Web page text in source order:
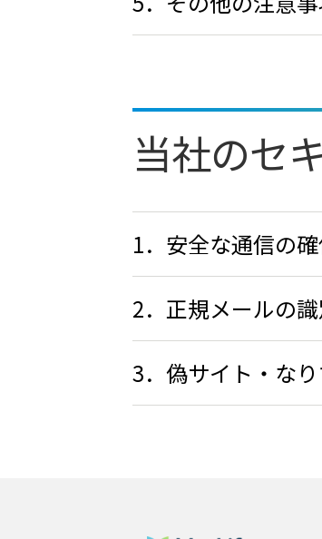
当社のセ
1．安全な通信の
2．正規メールの
3．偽サイト・な